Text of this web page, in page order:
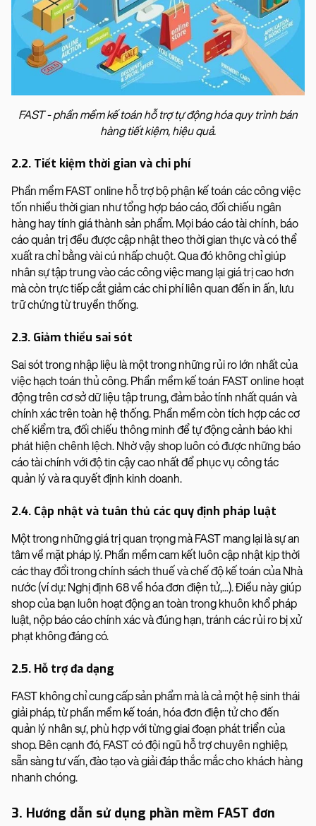
FAST - phần mềm kế toán hỗ trợ tự động hóa quy trình bán
hàng tiết kiệm, hiệu quả.
2.2. Tiết kiệm thời gian và chi phí
Phần mềm FAST online hỗ trợ bộ phận kế toán các công việc
tốn nhiều thời gian như tổng hợp báo cáo, đối chiếu ngân
hàng hay tính giá thành sản phẩm. Mọi báo cáo tài chính, báo
cáo quản trị đều được cập nhật theo thời gian thực và có thể
xuất ra chỉ bằng vài cú nhấp chuột. Qua đó không chỉ giúp
nhân sự tập trung vào các công việc mang lại giá trị cao hơn
mà còn trực tiếp cắt giảm các chi phí liên quan đến in ấn, lưu
trữ chứng từ truyền thống.
2.3. Giảm thiểu sai sót
Sai sót trong nhập liệu là một trong những rủi ro lớn nhất của
việc hạch toán thủ công. Phần mềm kế toán FAST online hoạt
động trên cơ sở dữ liệu tập trung, đảm bảo tính nhất quán và
chính xác trên toàn hệ thống. Phần mềm còn tích hợp các cơ
chế kiểm tra, đối chiếu thông minh để tự động cảnh báo khi
phát hiện chênh lệch. Nhờ vậy shop luôn có được những báo
cáo tài chính với độ tin cậy cao nhất để phục vụ công tác
quản lý và ra quyết định kinh doanh.
2.4. Cập nhật và tuân thủ các quy định pháp luật
Một trong những giá trị quan trọng mà FAST mang lại là sự an
tâm về mặt pháp lý. Phần mềm cam kết luôn cập nhật kịp thời
các thay đổi trong chính sách thuế và chế độ kế toán của Nhà
nước (ví dụ: Nghị định 68 về hóa đơn điện tử,...). Điều này giúp
shop của bạn luôn hoạt động an toàn trong khuôn khổ pháp
luật, nộp báo cáo chính xác và đúng hạn, tránh các rủi ro bị xử
phạt không đáng có.
2.5. Hỗ trợ đa dạng
FAST không chỉ cung cấp sản phẩm mà là cả một hệ sinh thái
giải pháp, từ phần mềm kế toán, hóa đơn điện tử cho đến
quản lý nhân sự, phù hợp với từng giai đoạn phát triển của
shop. Bên cạnh đó, FAST có đội ngũ hỗ trợ chuyên nghiệp,
sẵn sàng tư vấn, đào tạo và giải đáp thắc mắc cho khách hàng
nhanh chóng.
3. Hướng dẫn sử dụng phần mềm FAST đơn